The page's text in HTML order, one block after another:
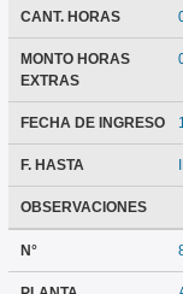
CANT. HORAS
MONTO HORAS
EXTRAS
FECHA DE INGRESO
F. HASTA
OBSERVACIONES
N°